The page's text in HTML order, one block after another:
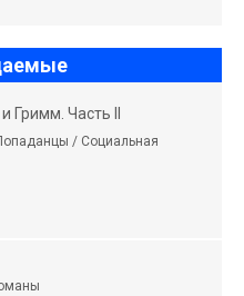
Гримм. Часть II
/ Социальная